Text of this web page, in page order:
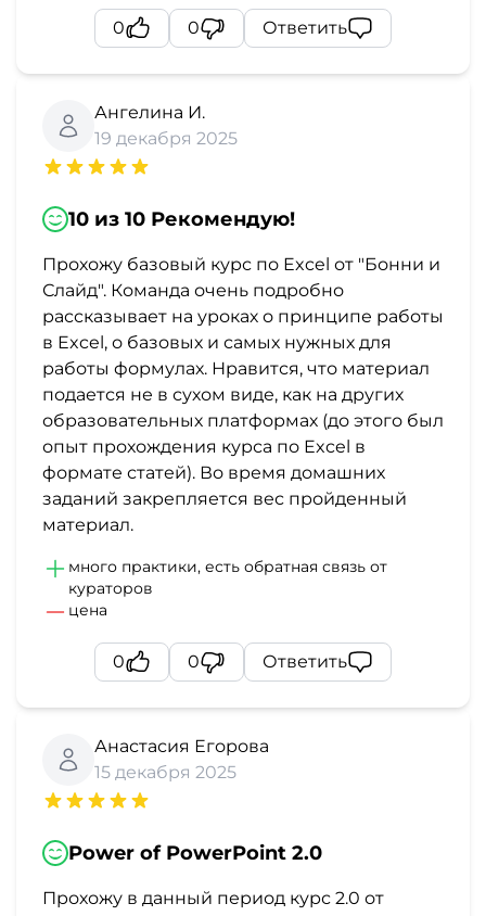
0 0 Ответить
Ангелина И.
19 декабря 2025
10 из 10 Рекомендую!
Прохожу базовый курс по Excel от "Бонни и
Слайд". Команда очень подробно
рассказывает на уроках о принципе работы
в Excel, о базовых и самых нужных для
работы формулах. Нравится, что материал
подается не в сухом виде, как на других
образовательных платформах (до этого был
опыт прохождения курса по Excel в
формате статей). Во время домашних
заданий закрепляется вес пройденный
материал.
много практики, есть обратная связь от
кураторов
цена
0 0 Ответить
Анастасия Егорова
15 декабря 2025
Power of PowerPoint 2.0
Прохожу в данный период курс 2.0 от